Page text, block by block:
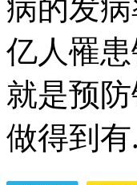
病的发
亿人罹
就是预
做得到有